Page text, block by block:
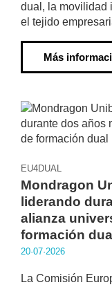
dual, la movilidad
el tejido
Más
EU4DUAL
Mondragon
liderando
alianza
formación
20·07·2026
La Comisión